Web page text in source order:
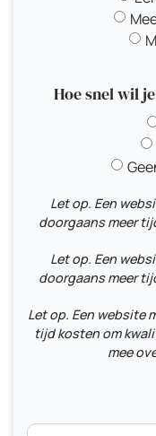
Hoe snel wil
Let op. Een
doorgaans meer
Let op. Een
doorgaans meer
Let op. Een website
tijd kosten om
mee